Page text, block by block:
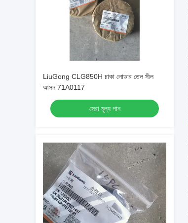
LiuGong CLG850H চাকা লোডার তেল সীল
আসন 71A0117
সেরা মূল্য পান